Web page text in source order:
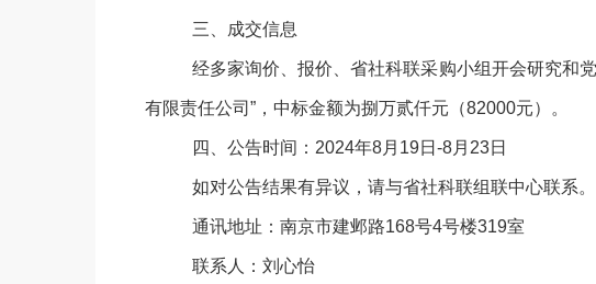
三、成交信息
经多家询价、报价、省社科联采购小组开会研究和
有限责任公司”，中标金额为捌万贰仟元（82000元）。
四、公告时间：2024年8月19日-8月23日
如对公告结果有异议，请与省社科联组联中心联系。
通讯地址：南京市建邺路168号4号楼319室
联系人：刘心怡